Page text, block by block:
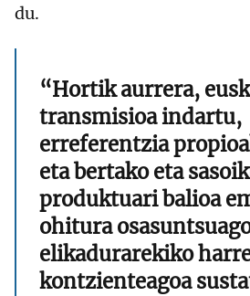
du.
“Hortik aurrera,
transmisioa indartu,
erreferentzia
eta bertako eta
produktuari balioa
ohitura
elikadurarekiko
kontzienteagoa